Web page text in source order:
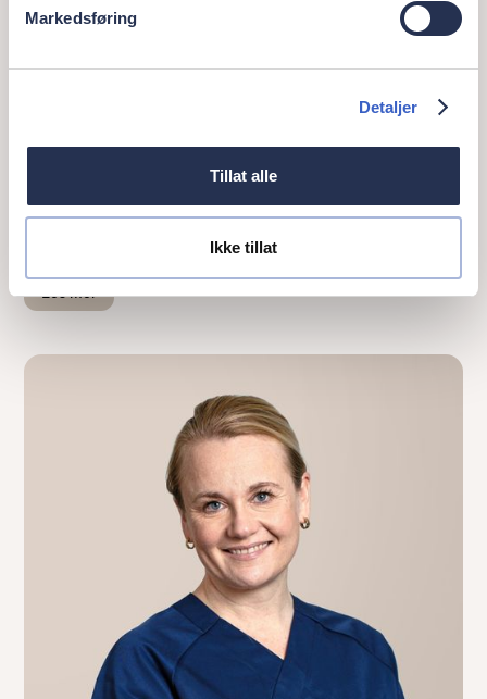
Markedsføring
Detaljer
Tillat alle
Ikke tillat
Kai Åge Årseth
kaiage.arseth@orisdental.no
Les mer